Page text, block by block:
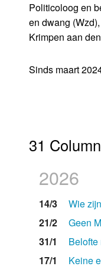
Politicoloog en
en dwang
Krimpen aan
Sinds maart
31
2026
14/3
Wie
21/2
Geen
31/1
Belofte
17/1
Keine